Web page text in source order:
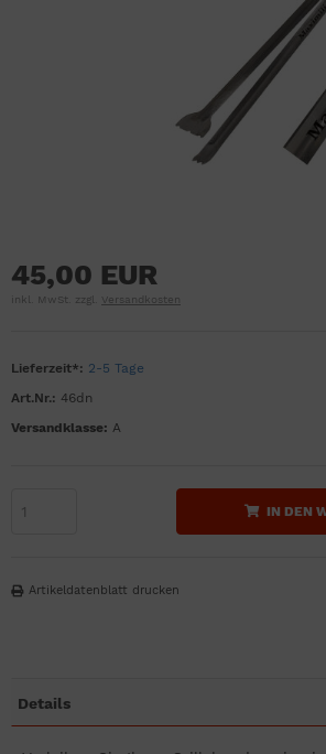
45,00 EUR
inkl. MwSt. zzgl. Versandkosten
Lieferzeit*: 2-5 Tage
Art.Nr.: 46dn
Versandklasse: A
IN DEN
Artikeldatenblatt drucken
Details